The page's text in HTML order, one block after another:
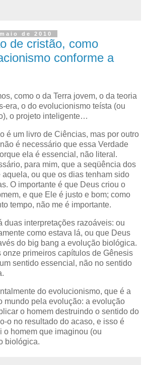
de 2010
de cristão, como
conforme a
como o da Terra jovem, o da teoria
era, o do evolucionismo teísta (ou
o projeto inteligente…
é um livro de Ciências, mas por outro
é necessário que essa Verdade
ela é essencial, não literal.
para mim, que a seqüência dos
ou que os dias tenham sido
O importante é que Deus criou o
e que Ele é justo e bom; como
tempo, não me é importante.
duas interpretações razoáveis: ou
como estava lá, ou que Deus
do big bang a evolução biológica.
onze primeiros capítulos de Gênesis
sentido essencial, não no sentido
do evolucionismo, que é a
mundo pela evolução: a evolução
o homem destruindo o sentido do
o no resultado do acaso, e isso é
o homem que imaginou (ou
biológica.